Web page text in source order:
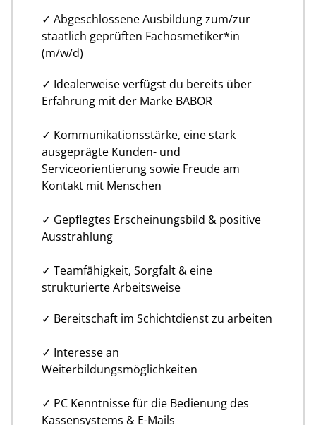
✓ Abgeschlossene Ausbildung zum/zur
staatlich geprüften Fachosmetiker*in
(m/w/d)
✓ Idealerweise verfügst du bereits über
Erfahrung mit der Marke BABOR
✓ Kommunikationsstärke, eine stark
ausgeprägte Kunden- und
Serviceorientierung sowie Freude am
Kontakt mit Menschen
✓ Gepflegtes Erscheinungsbild & positive
Ausstrahlung
✓ Teamfähigkeit, Sorgfalt & eine
strukturierte Arbeitsweise
✓ Bereitschaft im Schichtdienst zu arbeiten
✓ Interesse an
Weiterbildungsmöglichkeiten
✓ PC Kenntnisse für die Bedienung des
Kassensystems & E-Mails